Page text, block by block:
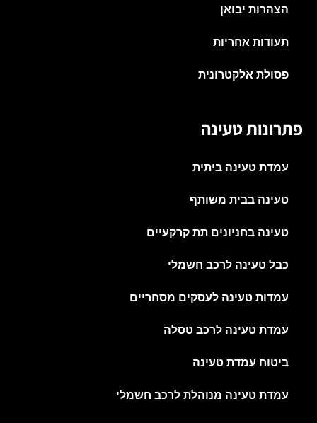
הצהרות יבואן
תעודות אחריות
פסולת אלקטרונית
פתרונות טעינה
עמדת טעינה ביתית
טעינה בבית משותף
טעינה בחניונים תת קרקעיים
כבל טעינה לרכב חשמלי
עמדות טעינה לעסקים מסחריים
עמדת טעינה לרכב טסלה
ביטוח עמדת טעינה
עמדת טעינה מנוהלת לרכב חשמלי